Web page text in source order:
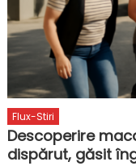
Flux-Stiri
Descoperire
dispărut, găsit